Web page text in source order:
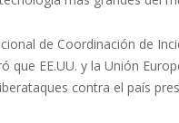
de Coordinación de
que EE.UU. y la Unión
contra el país